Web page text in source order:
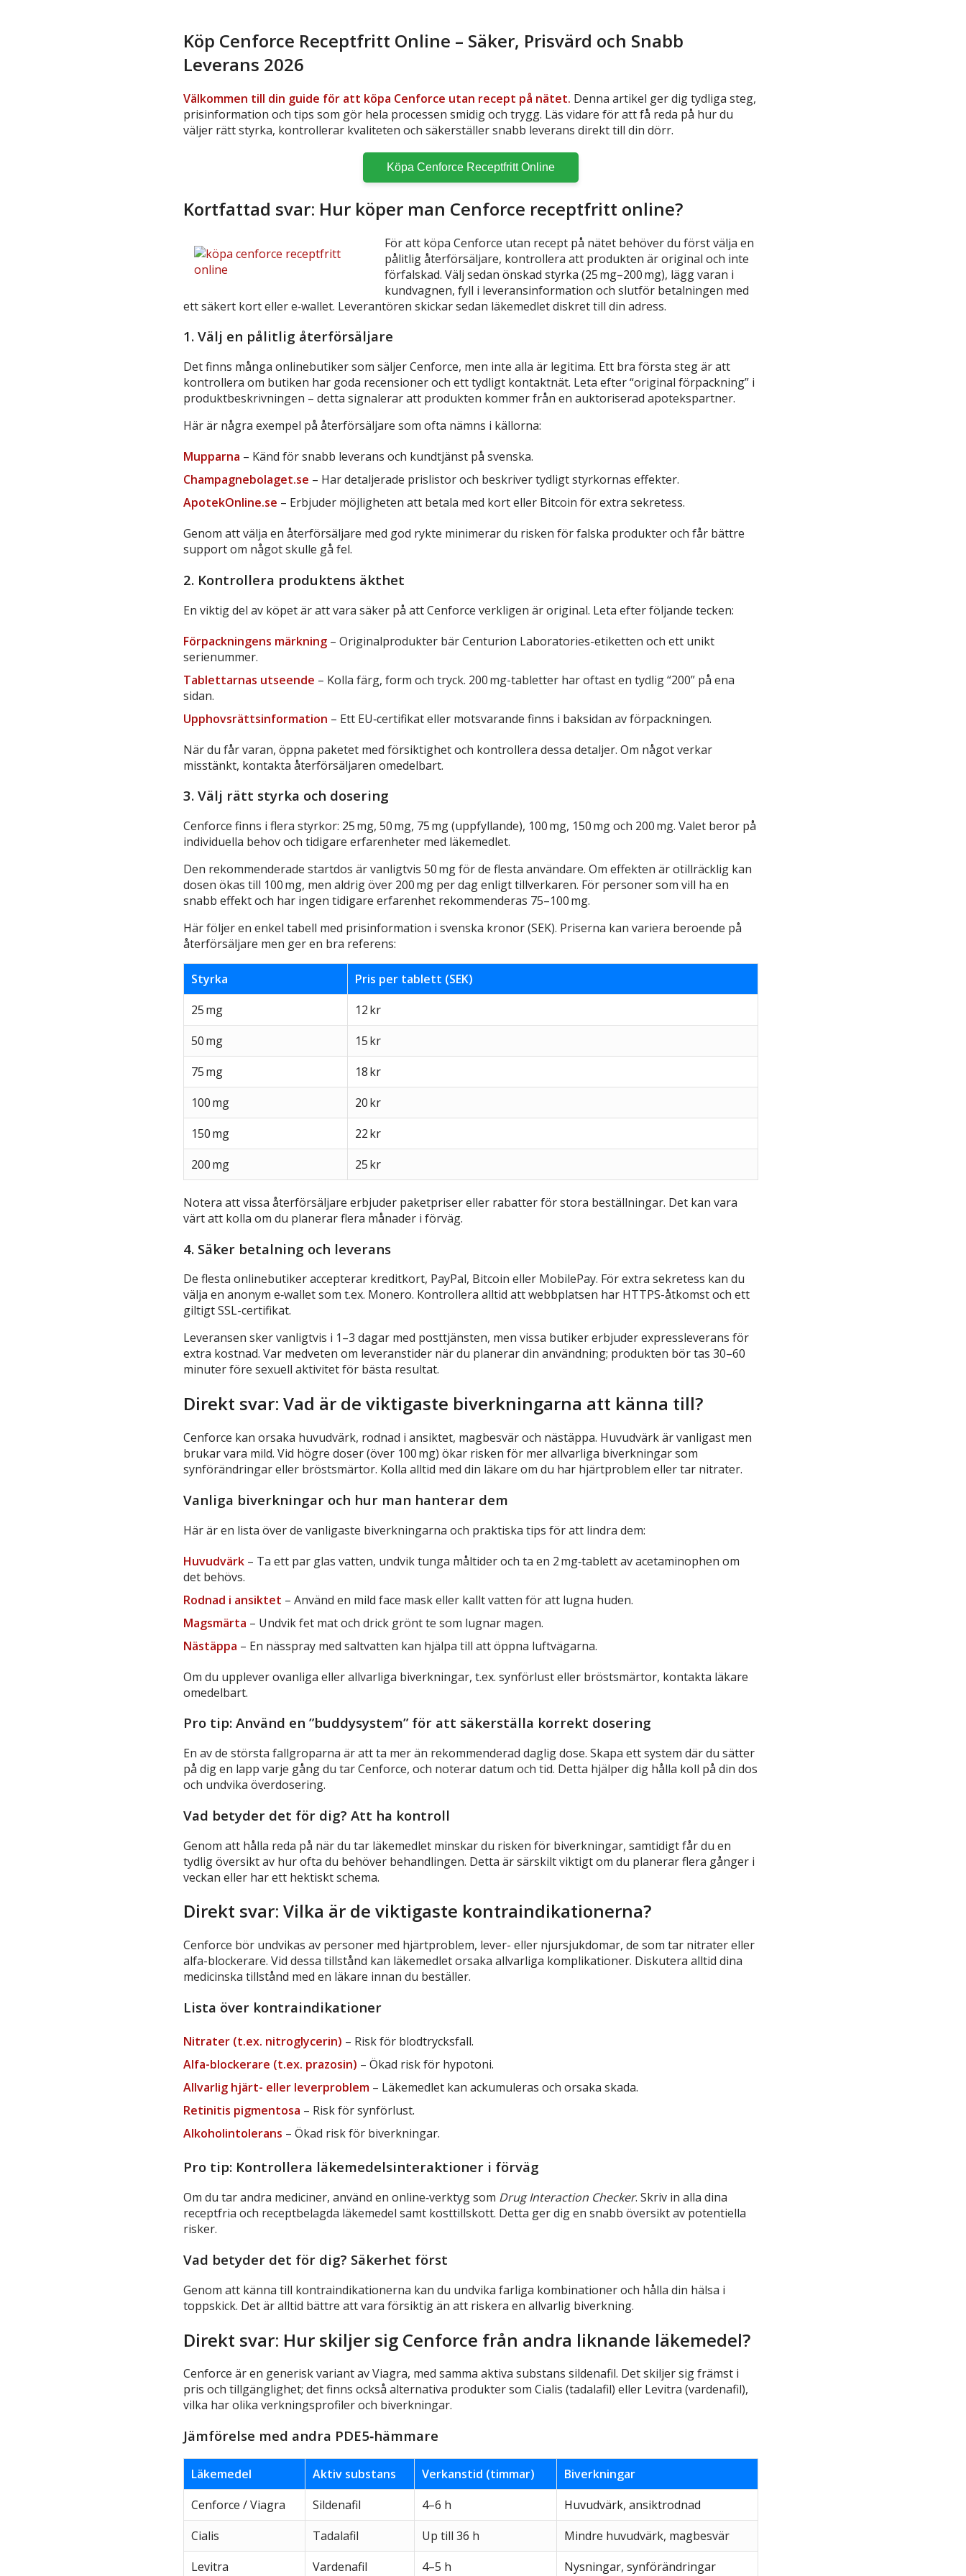
Köp Cenforce Receptfritt Online – Säker, Prisvärd och Snabb
Leverans 2026
Välkommen till din guide för att köpa Cenforce utan recept på nätet. Denna artikel ger dig tydliga steg,
prisinformation och tips som gör hela processen smidig och trygg. Läs vidare för att få reda på hur du
väljer rätt styrka, kontrollerar kvaliteten och säkerställer snabb leverans direkt till din dörr.
Köpa Cenforce Receptfritt Online
Kortfattad svar: Hur köper man Cenforce receptfritt online?
För att köpa Cenforce utan recept på nätet behöver du först välja en
pålitlig återförsäljare, kontrollera att produkten är original och inte
förfalskad. Välj sedan önskad styrka (25 mg–200 mg), lägg varan i
kundvagnen, fyll i leveransinformation och slutför betalningen med
ett säkert kort eller e‑wallet. Leverantören skickar sedan läkemedlet diskret till din adress.
1. Välj en pålitlig återförsäljare
Det finns många onlinebutiker som säljer Cenforce, men inte alla är legitima. Ett bra första steg är att
kontrollera om butiken har goda recensioner och ett tydligt kontaktnät. Leta efter “original förpackning” i
produktbeskrivningen – detta signalerar att produkten kommer från en auktoriserad apotekspartner.
Här är några exempel på återförsäljare som ofta nämns i källorna:
Mupparna – Känd för snabb leverans och kundtjänst på svenska.
Champagnebolaget.se – Har detaljerade prislistor och beskriver tydligt styrkornas effekter.
ApotekOnline.se – Erbjuder möjligheten att betala med kort eller Bitcoin för extra sekretess.
Genom att välja en återförsäljare med god rykte minimerar du risken för falska produkter och får bättre
support om något skulle gå fel.
2. Kontrollera produktens äkthet
En viktig del av köpet är att vara säker på att Cenforce verkligen är original. Leta efter följande tecken:
Förpackningens märkning – Originalprodukter bär Centurion Laboratories-etiketten och ett unikt
serienummer.
Tablettarnas utseende – Kolla färg, form och tryck. 200 mg-tabletter har oftast en tydlig “200” på ena
sidan.
Upphovsrättsinformation – Ett EU‑certifikat eller motsvarande finns i baksidan av förpackningen.
När du får varan, öppna paketet med försiktighet och kontrollera dessa detaljer. Om något verkar
misstänkt, kontakta återförsäljaren omedelbart.
3. Välj rätt styrka och dosering
Cenforce finns i flera styrkor: 25 mg, 50 mg, 75 mg (uppfyllande), 100 mg, 150 mg och 200 mg. Valet beror på
individuella behov och tidigare erfarenheter med läkemedlet.
Den rekommenderade startdos är vanligtvis 50 mg för de flesta användare. Om effekten är otillräcklig kan
dosen ökas till 100 mg, men aldrig över 200 mg per dag enligt tillverkaren. För personer som vill ha en
snabb effekt och har ingen tidigare erfarenhet rekommenderas 75–100 mg.
Här följer en enkel tabell med prisinformation i svenska kronor (SEK). Priserna kan variera beroende på
återförsäljare men ger en bra referens:
Styrka
Pris per tablett (SEK)
25 mg
12 kr
50 mg
15 kr
75 mg
18 kr
100 mg
20 kr
150 mg
22 kr
200 mg
25 kr
Notera att vissa återförsäljare erbjuder paketpriser eller rabatter för stora beställningar. Det kan vara
värt att kolla om du planerar flera månader i förväg.
4. Säker betalning och leverans
De flesta onlinebutiker accepterar kreditkort, PayPal, Bitcoin eller MobilePay. För extra sekretess kan du
välja en anonym e‑wallet som t.ex. Monero. Kontrollera alltid att webbplatsen har HTTPS-åtkomst och ett
giltigt SSL-certifikat.
Leveransen sker vanligtvis i 1–3 dagar med posttjänsten, men vissa butiker erbjuder expressleverans för
extra kostnad. Var medveten om leveranstider när du planerar din användning; produkten bör tas 30–60
minuter före sexuell aktivitet för bästa resultat.
Direkt svar: Vad är de viktigaste biverkningarna att känna till?
Cenforce kan orsaka huvudvärk, rodnad i ansiktet, magbesvär och nästäppa. Huvudvärk är vanligast men
brukar vara mild. Vid högre doser (över 100 mg) ökar risken för mer allvarliga biverkningar som
synförändringar eller bröstsmärtor. Kolla alltid med din läkare om du har hjärtproblem eller tar nitrater.
Vanliga biverkningar och hur man hanterar dem
Här är en lista över de vanligaste biverkningarna och praktiska tips för att lindra dem:
Huvudvärk – Ta ett par glas vatten, undvik tunga måltider och ta en 2 mg‑tablett av acetaminophen om
det behövs.
Rodnad i ansiktet – Använd en mild face mask eller kallt vatten för att lugna huden.
Magsmärta – Undvik fet mat och drick grönt te som lugnar magen.
Nästäppa – En nässpray med saltvatten kan hjälpa till att öppna luftvägarna.
Om du upplever ovanliga eller allvarliga biverkningar, t.ex. synförlust eller bröstsmärtor, kontakta läkare
omedelbart.
Pro tip: Använd en ”buddysystem” för att säkerställa korrekt dosering
En av de största fallgroparna är att ta mer än rekommenderad daglig dose. Skapa ett system där du sätter
på dig en lapp varje gång du tar Cenforce, och noterar datum och tid. Detta hjälper dig hålla koll på din dos
och undvika överdosering.
Vad betyder det för dig? Att ha kontroll
Genom att hålla reda på när du tar läkemedlet minskar du risken för biverkningar, samtidigt får du en
tydlig översikt av hur ofta du behöver behandlingen. Detta är särskilt viktigt om du planerar flera gånger i
veckan eller har ett hektiskt schema.
Direkt svar: Vilka är de viktigaste kontraindikationerna?
Cenforce bör undvikas av personer med hjärtproblem, lever- eller njursjukdomar, de som tar nitrater eller
alfa-blockerare. Vid dessa tillstånd kan läkemedlet orsaka allvarliga komplikationer. Diskutera alltid dina
medicinska tillstånd med en läkare innan du beställer.
Lista över kontraindikationer
Nitrater (t.ex. nitroglycerin) – Risk för blodtrycksfall.
Alfa-blockerare (t.ex. prazosin) – Ökad risk för hypotoni.
Allvarlig hjärt- eller leverproblem – Läkemedlet kan ackumuleras och orsaka skada.
Retinitis pigmentosa – Risk för synförlust.
Alkoholintolerans – Ökad risk för biverkningar.
Pro tip: Kontrollera läkemedelsinteraktioner i förväg
Om du tar andra mediciner, använd en online‑verktyg som Drug Interaction Checker. Skriv in alla dina
receptfria och receptbelagda läkemedel samt kosttillskott. Detta ger dig en snabb översikt av potentiella
risker.
Vad betyder det för dig? Säkerhet först
Genom att känna till kontraindikationerna kan du undvika farliga kombinationer och hålla din hälsa i
toppskick. Det är alltid bättre att vara försiktig än att riskera en allvarlig biverkning.
Direkt svar: Hur skiljer sig Cenforce från andra liknande läkemedel?
Cenforce är en generisk variant av Viagra, med samma aktiva substans sildenafil. Det skiljer sig främst i
pris och tillgänglighet; det finns också alternativa produkter som Cialis (tadalafil) eller Levitra (vardenafil),
vilka har olika verkningsprofiler och biverkningar.
Jämförelse med andra PDE5‑hämmare
Läkemedel Aktiv substans Verkanstid (timmar)
Biverkningar
Cenforce / Viagra
Sildenafil 4–6 h
Huvudvärk, ansiktrodnad
Cialis
Tadalafil Up till 36 h
Mindre huvudvärk, magbesvär
Levitra
Vardenafil 4–5 h Nysningar, synförändringar